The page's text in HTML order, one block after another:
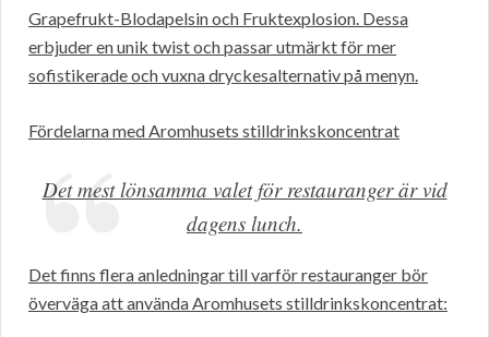
Grapefrukt-Blodapelsin och Fruktexplosion. Dessa
erbjuder en unik twist och passar utmärkt för mer
sofistikerade och vuxna dryckesalternativ på menyn.
Fördelarna med Aromhusets stilldrinkskoncentrat
Det mest lönsamma valet för restauranger är vid
dagens lunch.
Det finns flera anledningar till varför restauranger bör
överväga att använda Aromhusets stilldrinkskoncentrat: